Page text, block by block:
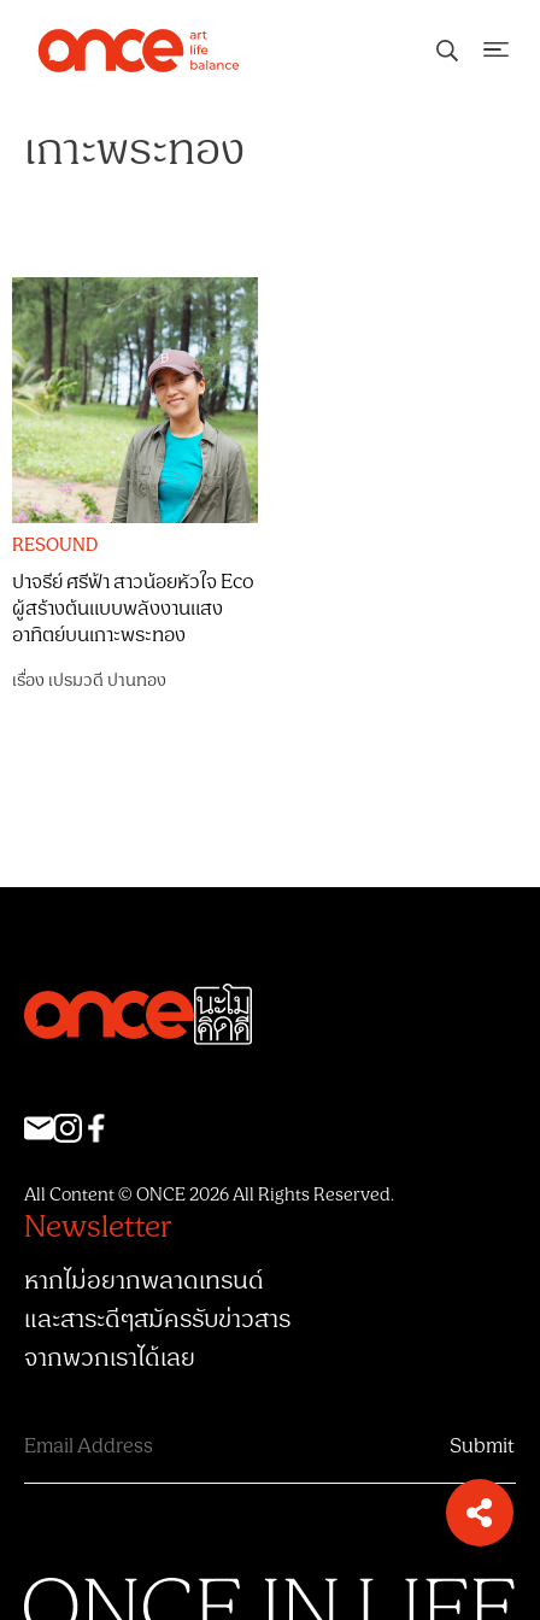
เกาะพระทอง
RESOUND
ปาจรีย์ ศรีฟ้า สาวน้อยหัวใจ Eco
ผู้สร้างต้นแบบพลังงานแสง
อาทิตย์บนเกาะพระทอง
เรื่อง เปรมวดี ปานทอง
All Content © ONCE 2026 All Rights Reserved.
Newsletter
หากไม่อยากพลาดเทรนด์
และสาระดีๆสมัครรับข่าวสาร
จากพวกเราได้เลย